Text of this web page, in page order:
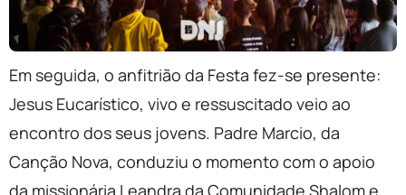
Em seguida, o anfitrião da Festa fez-se presente:
Jesus Eucarístico, vivo e ressuscitado veio ao
encontro dos seus jovens. Padre Marcio, da
Canção Nova, conduziu o momento com o apoio
da missionária Leandra da Comunidade Shalom e